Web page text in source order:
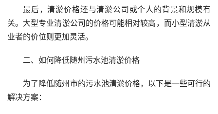
最后，清淤价格还与清淤公司或个人的背景和规模有
关。大型专业清淤公司的价格可能相对较高，而小型清淤从
业者的价位则更加灵活。
二、如何降低随州污水池清淤价格
为了降低随州市的污水池清淤价格，以下是一些可行的
解决方案：